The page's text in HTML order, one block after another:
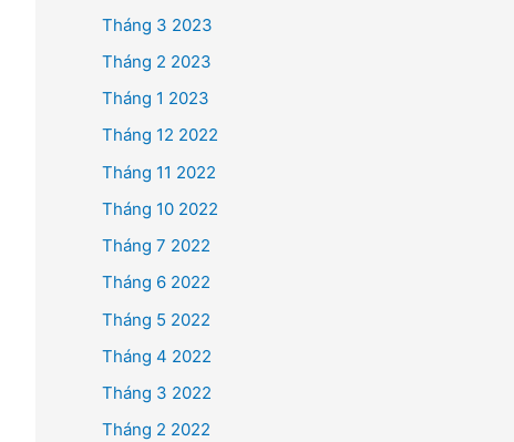
Tháng 3 2023
Tháng 2 2023
Tháng 1 2023
Tháng 12 2022
Tháng 11 2022
Tháng 10 2022
Tháng 7 2022
Tháng 6 2022
Tháng 5 2022
Tháng 4 2022
Tháng 3 2022
Tháng 2 2022